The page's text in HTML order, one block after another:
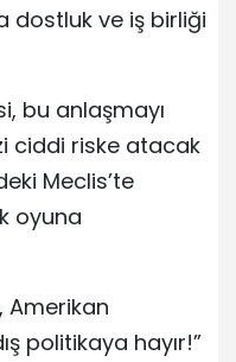
dostluk ve iş birliği
bu anlaşmayı
ciddi riske atacak
Meclis’te
oyuna
Amerikan
politikaya hayır!”